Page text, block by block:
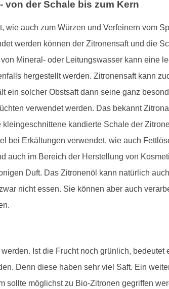
von der Schale bis zum Kern
auch zum Würzen und Verfeinern vom
werden können der Zitronensaft und die
Mineral- oder Leitungswasser kann eine
hergestellt werden. Zitronensaft kann
ein solcher Obstsaft dann seine ganz
verwendet werden. Das bekannt
kandierte Schale der
bei Erkältungen verwendet, wie auch
auch im Bereich der Herstellung von
Duft. Das Zitronenöl kann natürlich
nicht essen. Sie können aber auch
Ist die Frucht noch grünlich, bedeutet
Denn diese haben sehr viel Saft. Ein
sollte möglichst zu Bio-Zitronen gegriffen